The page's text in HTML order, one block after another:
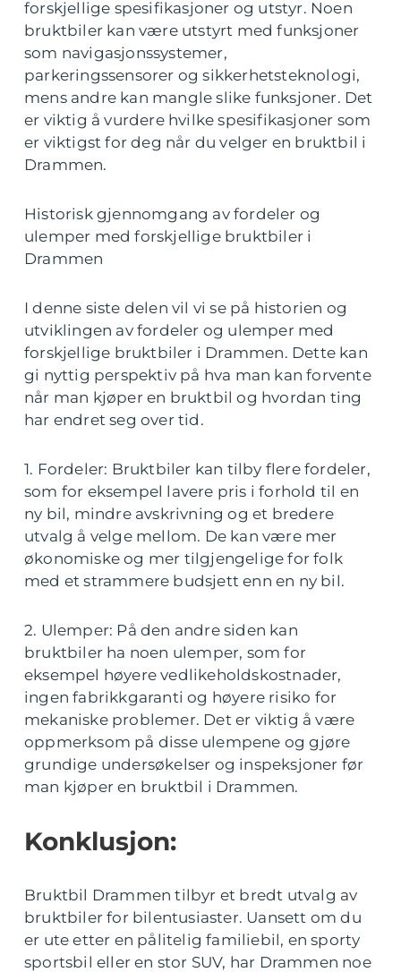
forskjellige spesifikasjoner og utstyr. Noen
bruktbiler kan være utstyrt med funksjoner
som navigasjonssystemer,
parkeringssensorer og sikkerhetsteknologi,
mens andre kan mangle slike funksjoner. Det
er viktig å vurdere hvilke spesifikasjoner som
er viktigst for deg når du velger en bruktbil i
Drammen.
Historisk gjennomgang av fordeler og
ulemper med forskjellige bruktbiler i
Drammen
I denne siste delen vil vi se på historien og
utviklingen av fordeler og ulemper med
forskjellige bruktbiler i Drammen. Dette kan
gi nyttig perspektiv på hva man kan forvente
når man kjøper en bruktbil og hvordan ting
har endret seg over tid.
1. Fordeler: Bruktbiler kan tilby flere fordeler,
som for eksempel lavere pris i forhold til en
ny bil, mindre avskrivning og et bredere
utvalg å velge mellom. De kan være mer
økonomiske og mer tilgjengelige for folk
med et strammere budsjett enn en ny bil.
2. Ulemper: På den andre siden kan
bruktbiler ha noen ulemper, som for
eksempel høyere vedlikeholdskostnader,
ingen fabrikkgaranti og høyere risiko for
mekaniske problemer. Det er viktig å være
oppmerksom på disse ulempene og gjøre
grundige undersøkelser og inspeksjoner før
man kjøper en bruktbil i Drammen.
Konklusjon:
Bruktbil Drammen tilbyr et bredt utvalg av
bruktbiler for bilentusiaster. Uansett om du
er ute etter en pålitelig familiebil, en sporty
sportsbil eller en stor SUV, har Drammen noe